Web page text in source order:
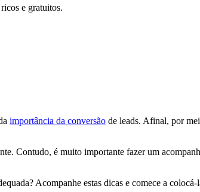
e gratuitos.
importância da conversão de leads. Afinal, por
Contudo, é muito importante fazer um
Acompanhe estas dicas e comece a